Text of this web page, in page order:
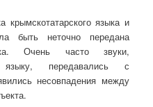
крымскотатарского языка и
быть неточно передана
Очень часто звуки,
языку, передавались с
несовпадения между